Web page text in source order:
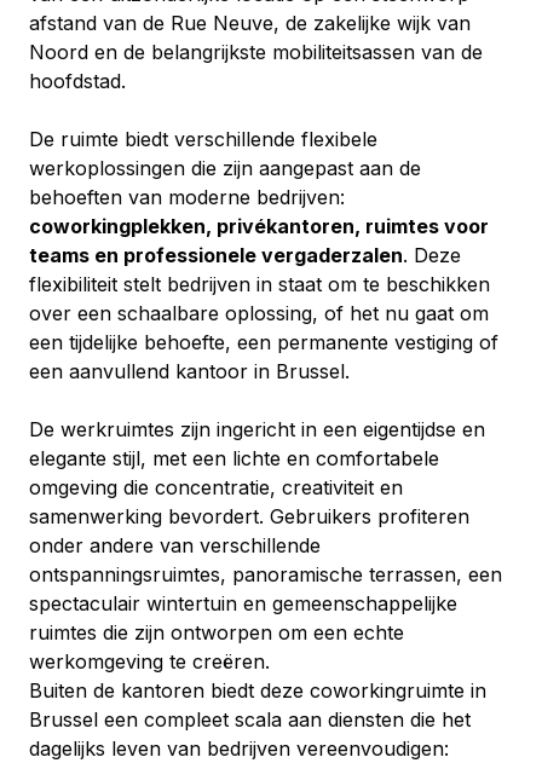
afstand van de Rue Neuve, de zakelijke wijk van
Noord en de belangrijkste mobiliteitsassen van de
hoofdstad.
De ruimte biedt verschillende flexibele
werkoplossingen die zijn aangepast aan de
behoeften van moderne bedrijven:
coworkingplekken, privékantoren, ruimtes voor
teams en professionele vergaderzalen. Deze
flexibiliteit stelt bedrijven in staat om te beschikken
over een schaalbare oplossing, of het nu gaat om
een tijdelijke behoefte, een permanente vestiging of
een aanvullend kantoor in Brussel.
De werkruimtes zijn ingericht in een eigentijdse en
elegante stijl, met een lichte en comfortabele
omgeving die concentratie, creativiteit en
samenwerking bevordert. Gebruikers profiteren
onder andere van verschillende
ontspanningsruimtes, panoramische terrassen, een
spectaculair wintertuin en gemeenschappelijke
ruimtes die zijn ontworpen om een echte
werkomgeving te creëren.
Buiten de kantoren biedt deze coworkingruimte in
Brussel een compleet scala aan diensten die het
dagelijks leven van bedrijven vereenvoudigen: